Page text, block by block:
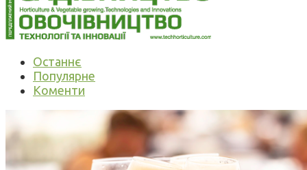
Останнє
Популярне
Коменти